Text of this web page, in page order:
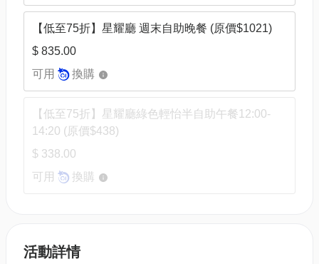
【低至75折】星耀廳 週末⾃助晚餐 (原價$1021)
$ 835.00
可用
換購
【低至75折】星耀廳綠色輕怡半自助午餐12:00-
14:20 (原價$438)
$ 338.00
可用
換購
活動詳情